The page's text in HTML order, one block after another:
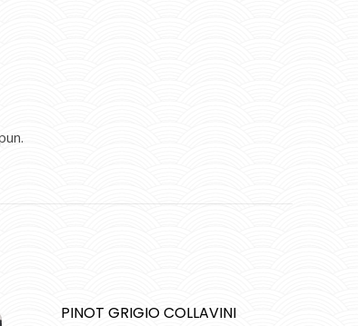
PINOT GRIGIO COLLAVINI